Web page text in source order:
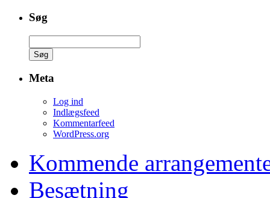
Søg
efter:
Meta
Log ind
Indlægsfeed
Kommentarfeed
WordPress.org
Kommende
Besætning